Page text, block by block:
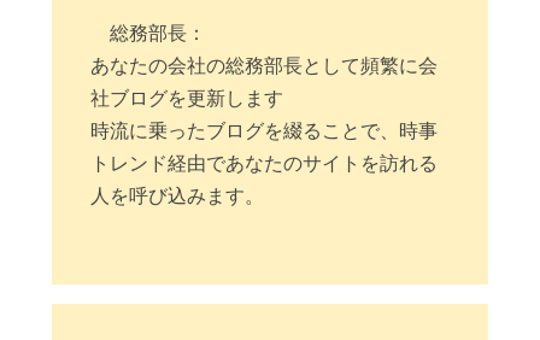
総務部長：
あなたの会社の総務部長として頻繁に会
社ブログを更新します
時流に乗ったブログを綴ることで、時事
トレンド経由であなたのサイトを訪れる
人を呼び込みます。